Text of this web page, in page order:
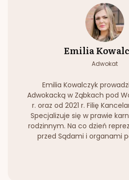
Emilia
Adwokat
Emilia Kowalczyk
Adwokacką w Ząbkach pod
r. oraz od 2021 r. Filię
Specjalizuje się w prawie
rodzinnym. Na co dzień
przed Sądami i organami